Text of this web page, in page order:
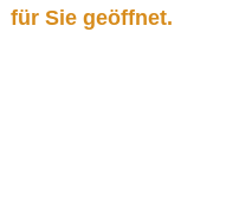
für Sie geöffnet.